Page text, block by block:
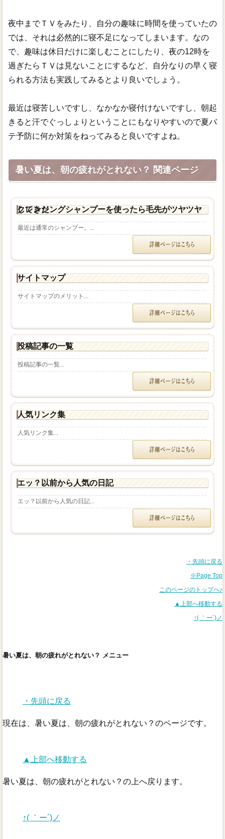
夜中までＴＶをみたり、自分の趣味に時間を使っていたの
では、それは必然的に寝不足になってしまいます。なの
で、趣味は休日だけに楽しむことにしたり、夜の12時を
過ぎたらＴＶは見ないことにするなど、自分なりの早く寝
られる方法も実践してみるとより良いでしょう。
最近は寝苦しいですし、なかなか寝付けないですし、朝起
きると汗でぐっしょりということにもなりやすいので夏バ
テ予防に何か対策をねってみると良いですよね。
暑い夏は、朝の疲れがとれない？ 関連ページ
クレンジングシャンプーを使ったら毛先がツヤツヤしてきた
最近は通常のシャンプー。...
サイトマップ
サイトマップのメリット...
投稿記事の一覧
投稿記事の一覧...
人気リンク集
人気リンク集...
エッ？以前から人気の日記
エッ？以前から人気の日記...
・先頭に戻る
※Page Top
このページのトップへ♪
▲上部へ移動する
↑( ｀ー´)ノ
暑い夏は、朝の疲れがとれない？ メニュー
・先頭に戻る
現在は、暑い夏は、朝の疲れがとれない？のページです。
▲上部へ移動する
暑い夏は、朝の疲れがとれない？の上へ戻ります。
↑( ｀ー´)ノ